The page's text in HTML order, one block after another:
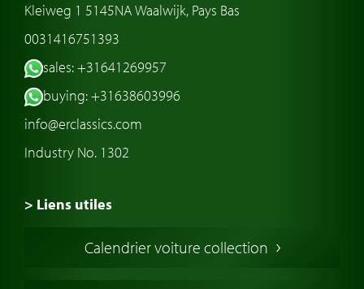
Kleiweg 1 5145NA Waalwijk, Pays Bas
0031416751393
sales: +31641269957
buying: +31638603996
info@erclassics.com
Industry No. 1302
> Liens utiles
Voiture Collection Europe
Calendrier voiture collection